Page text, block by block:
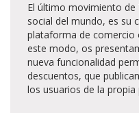
El último movimiento
social del mundo, es su
plataforma de comercio
este modo, os
nueva funcionalidad
descuentos, que
los usuarios de la